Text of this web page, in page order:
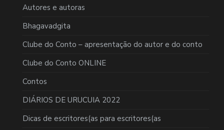
Autores e autoras
Bhagavadgita
Clube do Conto – apresentação do autor e do conto
Clube do Conto ONLINE
Contos
DIÁRIOS DE URUCUIA 2022
Dicas de escritores(as para escritores(as